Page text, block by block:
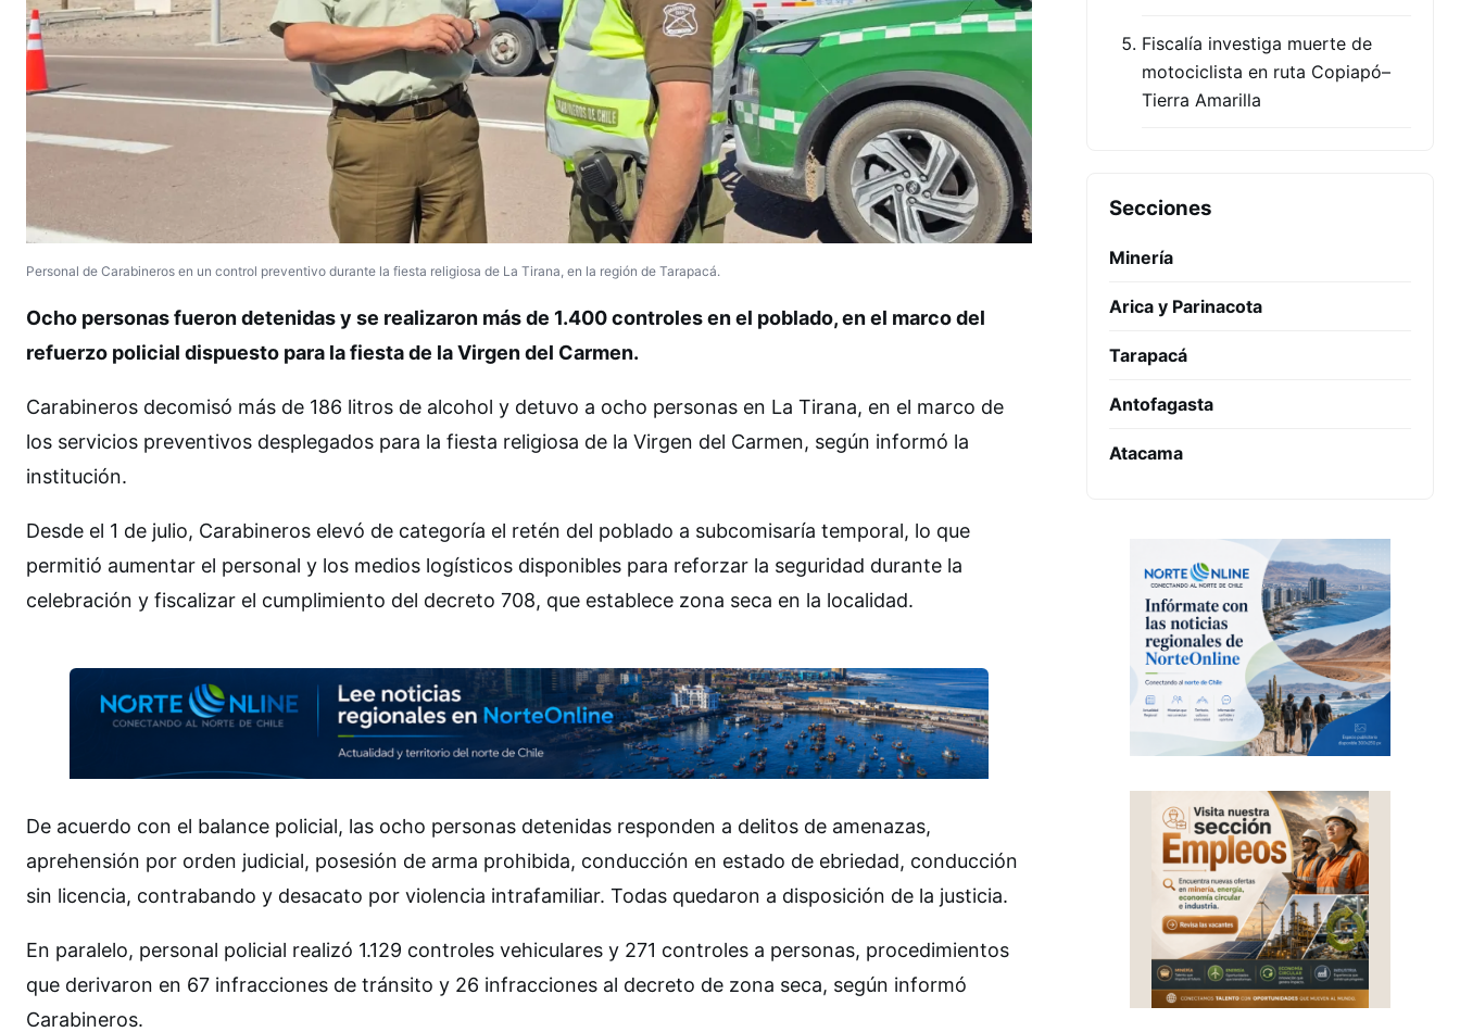
Personal de Carabineros en un control preventivo durante la fiesta religiosa de La Tirana, en la región de Tarapacá.
Ocho personas fueron detenidas y se realizaron más de 1.400 controles en el poblado, en el marco del
refuerzo policial dispuesto para la fiesta de la Virgen del Carmen.
Carabineros decomisó más de 186 litros de alcohol y detuvo a ocho personas en La Tirana, en el marco de
los servicios preventivos desplegados para la fiesta religiosa de la Virgen del Carmen, según informó la
institución.
Desde el 1 de julio, Carabineros elevó de categoría el retén del poblado a subcomisaría temporal, lo que
permitió aumentar el personal y los medios logísticos disponibles para reforzar la seguridad durante la
celebración y fiscalizar el cumplimiento del decreto 708, que establece zona seca en la localidad.
De acuerdo con el balance policial, las ocho personas detenidas responden a delitos de amenazas,
aprehensión por orden judicial, posesión de arma prohibida, conducción en estado de ebriedad, conducción
sin licencia, contrabando y desacato por violencia intrafamiliar. Todas quedaron a disposición de la justicia.
En paralelo, personal policial realizó 1.129 controles vehiculares y 271 controles a personas, procedimientos
que derivaron en 67 infracciones de tránsito y 26 infracciones al decreto de zona seca, según informó
Carabineros.
Fiscalía investiga muerte de
motociclista en ruta Copiapó–
Tierra Amarilla
Secciones
Minería
Arica y Parinacota
Tarapacá
Antofagasta
Atacama